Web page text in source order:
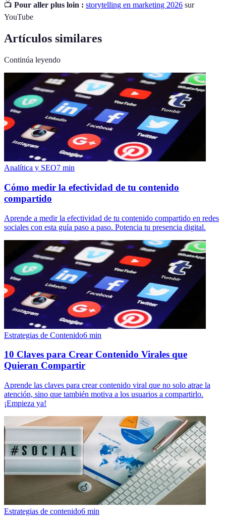
📺 Pour aller plus loin : storytelling en marketing 2026 sur
YouTube
Artículos similares
Continúa leyendo
Analítica y SEO7 min
Cómo medir la efectividad de tu contenido
compartido
Aprende a medir la efectividad de tu contenido compartido en redes
sociales con esta guía paso a paso. Potencia tu presencia digital.
Estrategias de Contenido6 min
10 Claves para Crear Contenido Virales que
Quieran Compartir
Aprende las claves para crear contenido viral que no solo atrae la
atención, sino que también motiva a los usuarios a compartirlo.
¡Empieza ya!
Estrategias de contenido6 min